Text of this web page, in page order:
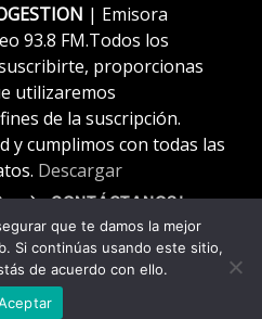
| Emisora
93.8 FM.Todos los
proporcionas
utilizaremos
de la suscripción.
y cumplimos con todas las
Descargar
CONTÁCTANOS!
que te damos la mejor
Si continúas usando este sitio,
de acuerdo con ello.